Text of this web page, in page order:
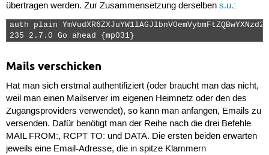
übertragen werden. Zur Zusammensetzung derselben s.u.:
auth plain
235 2.7.0 Go ahead {mp031}
Mails verschicken
Hat man sich erstmal authentifiziert (oder braucht man das nicht,
weil man einen Mailserver im eigenen Heimnetz oder den des
Zugangsproviders verwendet), so kann man anfangen, Emails zu
versenden. Dafür benötigt man der Reihe nach die drei Befehle
MAIL FROM:, RCPT TO: und DATA. Die ersten beiden erwarten
jeweils eine Email-Adresse, die in spitze Klammern